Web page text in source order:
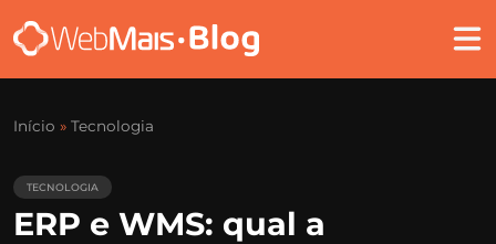
Início » Tecnologia
TECNOLOGIA
ERP e WMS: qual a